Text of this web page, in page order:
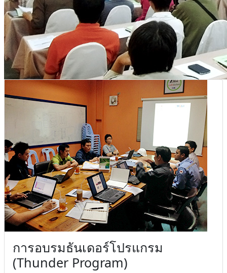
การอบรมธันเดอร์โปรแกรม
(Thunder Program)